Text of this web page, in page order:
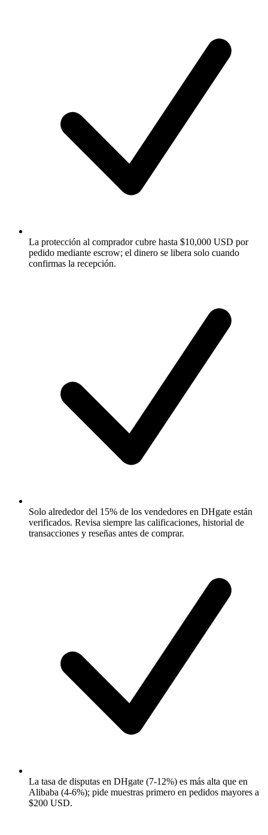
La protección al comprador cubre hasta $10,000 USD por
pedido mediante escrow; el dinero se libera solo cuando
confirmas la recepción.
Solo alrededor del 15% de los vendedores en DHgate están
verificados. Revisa siempre las calificaciones, historial de
transacciones y reseñas antes de comprar.
La tasa de disputas en DHgate (7-12%) es más alta que en
Alibaba (4-6%); pide muestras primero en pedidos mayores a
$200 USD.